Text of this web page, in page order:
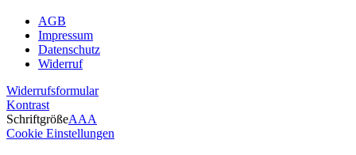
AGB
Impressum
Datenschutz
Widerruf
Widerrufsformular
Kontrast
SchriftgrößeAAA
Cookie Einstellungen